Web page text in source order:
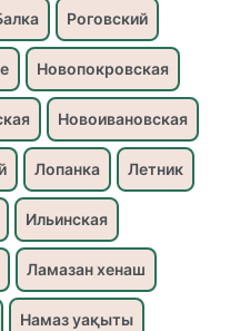
Роговский
Новопокровская
Новоивановская
Лопанка Летник
Ильинская
Ламазан хенаш
Намаз уақыты